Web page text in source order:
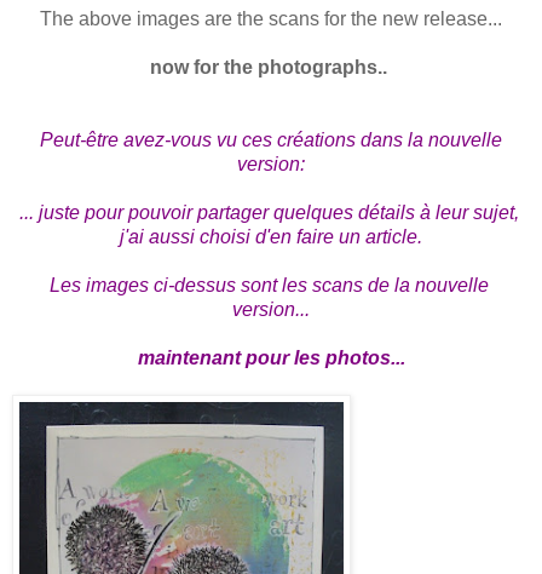
The above images are the scans for the new release...
now for the photographs..
Peut-être avez-vous vu ces créations dans la nouvelle
version:
... juste pour pouvoir partager quelques détails à leur sujet,
j'ai aussi choisi d'en faire un article.
Les images ci-dessus sont les scans de la nouvelle
version...
maintenant pour les photos...